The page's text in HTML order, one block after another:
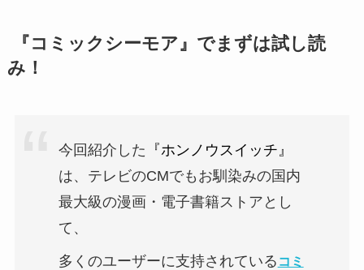
『コミックシーモア』でまずは試し読
み！
今回紹介した 『ホンノウスイッチ』
は、テレビのCMでもお馴染みの国内
最大級の漫画・電子書籍ストアとし
て、
多くのユーザーに支持されている コミ